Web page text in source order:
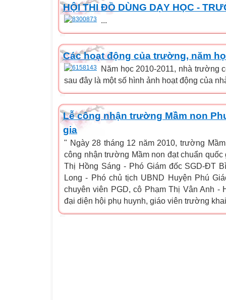
HỘI THI ĐỒ DÙNG DẠY HỌC -
...
Các hoạt động của trường, năm
Năm học 2010-2011, nhà trường
sau đây là một số hình ảnh hoạt động của
Lễ công nhận trường Mầm non
gia
" Ngày 28 tháng 12 năm 2010, trường
công nhận trường Mầm non đạt chuẩn
Thị Hồng Sáng - Phó Giám đốc SGD-ĐT
Long - Phó chủ tịch UBND Huyện Phú
chuyên viên PGD, cô Phạm Thị Vân Anh -
đại diện hội phụ huynh, giáo viên trường